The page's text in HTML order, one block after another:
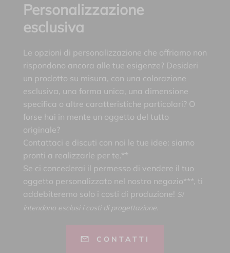
Personalizzazione
esclusiva
Le opzioni di personalizzazione che offriamo non
rispondono ancora alle tue esigenze? Desideri
un prodotto su misura, con una colorazione
esclusiva, una forma unica, una dimensione
specifica o altre caratteristiche particolari? O
forse hai in mente un oggetto del tutto
originale?
Contattaci e discuti con noi le tue idee: siamo
pronti a realizzarle per te.**
Se ci concederai il permesso di vendere il tuo
oggetto personalizzato nel nostro negozio***, ti
addebiteremo solo i costi di produzione! Si
intendono esclusi i costi di progettazione.
CONTATTI